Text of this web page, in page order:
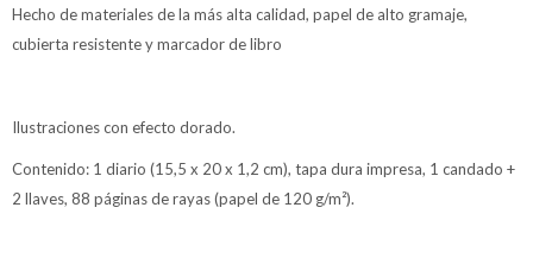
Hecho de materiales de la más alta calidad, papel de alto gramaje,
cubierta resistente y marcador de libro
Ilustraciones con efecto dorado.
Contenido: 1 diario (15,5 x 20 x 1,2 cm), tapa dura impresa, 1 candado +
2 llaves, 88 páginas de rayas (papel de 120 g/m²).